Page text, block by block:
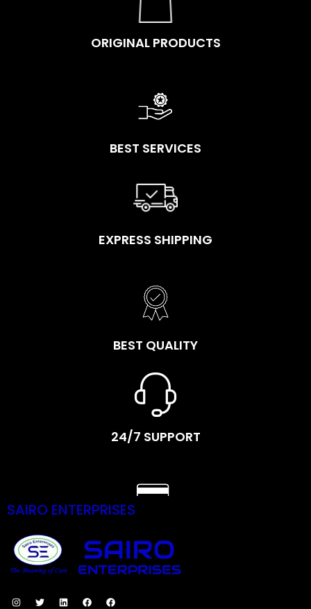
ORIGINAL PRODUCTS
BEST SERVICES
EXPRESS SHIPPING
BEST QUALITY
24/7 SUPPORT
SECURE PAYMENTS
SAIRO ENTERPRISES